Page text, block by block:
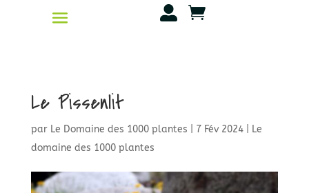
 
Le Pissenlit
par Le Domaine des 1000 plantes 7 Fév 2024|
Le
domaine des 1000 plantes